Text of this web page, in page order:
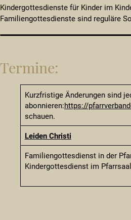
Kindergottesdienste für Kinder im
Familiengottesdienste sind reguläre
Termine:
Kurzfristige Änderungen sind
abonnieren:https://
schauen.
Leiden Christi
Familiengottesdienst in der
Kindergottesdienst im